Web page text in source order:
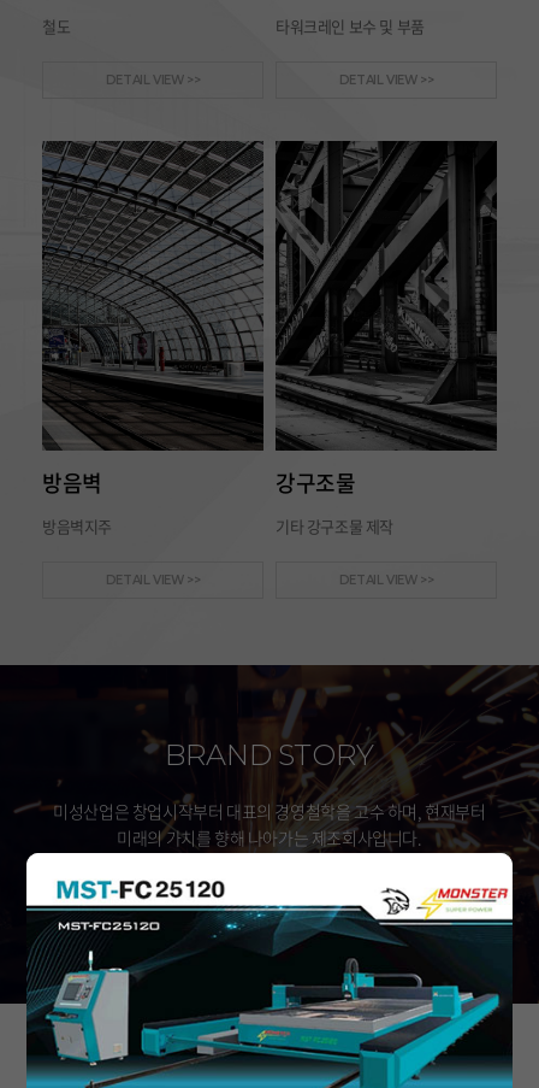
철도
DETAIL VIEW >>
타워크레인 보수 및 부품
DETAIL VIEW >>
방음벽
방음벽지주
DETAIL VIEW >>
강구조물
기타 강구조물 제작
DETAIL VIEW >>
BRAND STORY
미성산업은 창업시작부터 대표의 경영철학을 고수 하며, 현재부터
미래의 가치를 향해 나아가는 제조회사입니다.
자세히보기